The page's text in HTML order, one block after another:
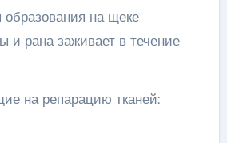
на щеке
и рана заживает в течение
на репарацию тканей: